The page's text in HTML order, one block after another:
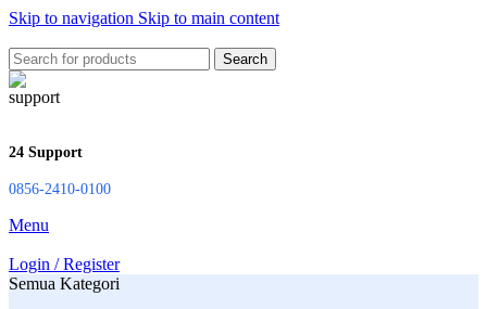
Skip to navigation Skip to main content
Search
24 Support
0856-2410-0100
Menu
Login / Register
Semua Kategori